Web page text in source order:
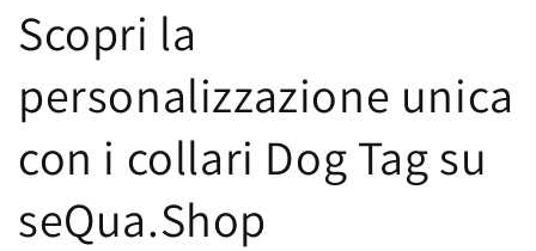
Scopri la
personalizzazione unica
con i collari Dog Tag su
seQua.Shop